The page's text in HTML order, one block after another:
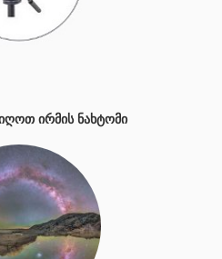
ᲘᲠᲛᲘᲡ ᲜᲐᲮᲢᲝᲛᲘ